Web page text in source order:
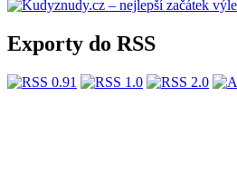
Exporty do RSS